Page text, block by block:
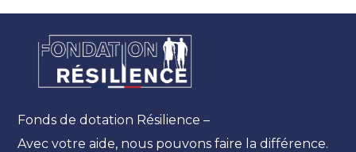
Fonds de dotation Résilience –
Avec votre aide, nous pouvons faire la différence.